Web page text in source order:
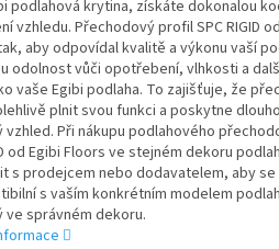
podlahová krytina, získáte dokonalou
vzhledu. Přechodový profil SPC RIGID
aby odpovídal kvalitě a výkonu vaší
odolnost vůči opotřebení, vlhkosti a
vaše Egibi podlaha. To zajišťuje, že
plnit svou funkci a poskytne
Při nákupu podlahového
od Egibi Floors ve stejném dekoru
s prodejcem nebo dodavatelem, aby
s vaším konkrétním modelem
ve správném dekoru.